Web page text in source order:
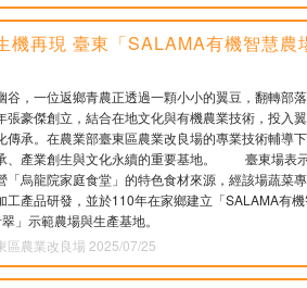
機再現 臺東「SALAMA有機智慧農
谷，一位返鄉青農正透過一顆小小的翼豆，翻轉部
張豪傑創立，結合在地文化與有機農業技術，投入
傳承。在農業部臺東區農業改良場的專業技術輔導
、產業創生與文化永續的重要基地。 臺東場表
「烏龍院家庭食堂」的特色食材來源，經該場蔬菜
工產品研發，並於110年在家鄉建立「SALAMA有
」示範農場與生產基地。
區農業改良場 2025/07/25